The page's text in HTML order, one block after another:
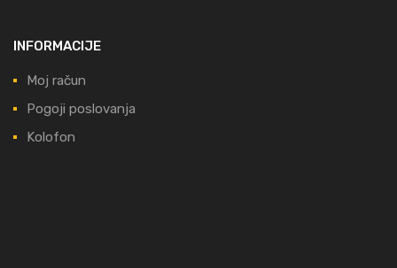
INFORMACIJE
Moj račun
Pogoji poslovanja
Kolofon